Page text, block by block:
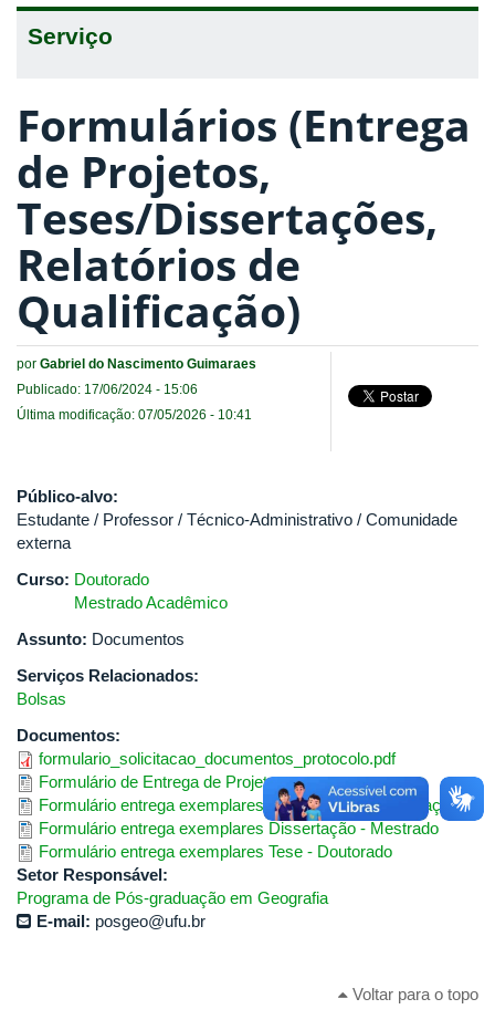
Serviço
Formulários (Entrega
de Projetos,
Teses/Dissertações,
Relatórios de
Qualificação)
por Gabriel do Nascimento Guimaraes
Publicado: 17/06/2024 - 15:06
Última modificação: 07/05/2026 - 10:41
Público-alvo:
Estudante / Professor / Técnico-Administrativo / Comunidade
externa
Curso: Doutorado
Mestrado Acadêmico
Assunto: Documentos
Serviços Relacionados:
Bolsas
Documentos:
formulario_solicitacao_documentos_protocolo.pdf
Formulário de Entrega de Projeto
Formulário entrega exemplares - Relatório de Qualificação
Formulário entrega exemplares Dissertação - Mestrado
Formulário entrega exemplares Tese - Doutorado
Setor Responsável:
Programa de Pós-graduação em Geografia
E-mail: posgeo@ufu.br
Voltar para o topo